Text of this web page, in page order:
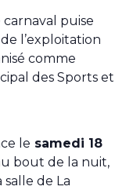
carnaval puise
l’exploitation
comme
des Sports et
le samedi 18
bout de la nuit,
de La